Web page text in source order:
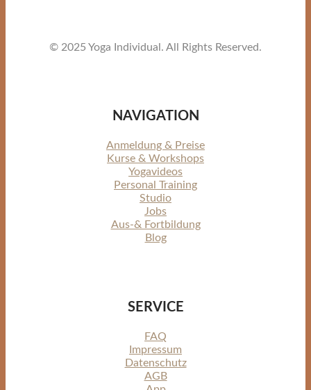
© 2025 Yoga Individual. All Rights Reserved.
NAVIGATION
Anmeldung & Preise
Kurse & Workshops
Yogavideos
Personal Training
Studio
Jobs
Aus-& Fortbildung
Blog
SERVICE
FAQ
Impressum
Datenschutz
AGB